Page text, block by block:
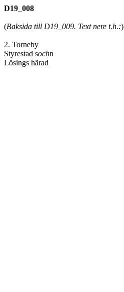
D19_008
(Baksida till D19_009. Text nere t.h.:)
2. Torneby
Styrestad sochn
Lösings härad